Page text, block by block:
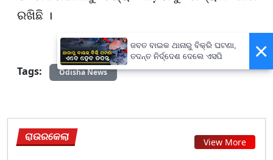
ରଖିଛି ।
Tags: Odisha News
ରାଉରକେଲା View More
×
ଜବତ ବାଇକ ଥାନାରୁ ବିକ୍ରି ଘଟଣା,
ତଦନ୍ତ ନିର୍ଦ୍ଦେଶ ଦେଲେ ଏସପି